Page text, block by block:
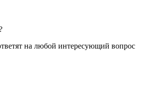
на любой интересующий вопрос